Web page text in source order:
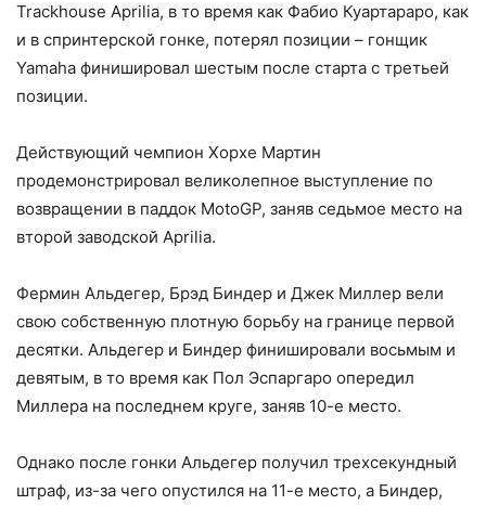
Trackhouse Aprilia, в то время как Фабио Куартараро, как
и в спринтерской гонке, потерял позиции – гонщик
Yamaha финишировал шестым после старта с третьей
позиции.
Действующий чемпион Хорхе Мартин
продемонстрировал великолепное выступление по
возвращении в паддок MotoGP, заняв седьмое место на
второй заводской Aprilia.
Фермин Альдегер, Брэд Биндер и Джек Миллер вели
свою собственную плотную борьбу на границе первой
десятки. Альдегер и Биндер финишировали восьмым и
девятым, в то время как Пол Эспаргаро опередил
Миллера на последнем круге, заняв 10-е место.
Однако после гонки Альдегер получил трехсекундный
штраф, из-за чего опустился на 11-е место, а Биндер,